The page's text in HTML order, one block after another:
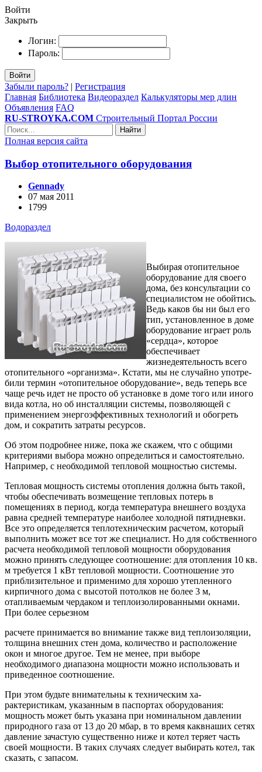
Войти
Закрыть
Логин:
Пароль:
Войти
Забыли пароль? | Регистрация
Главная Библиотека Видеораздел Калькуляторы мер длин
Объявления FAQ
RU-STROYKA.COM Строительный Портал России
Найти
Полная версия сайта
Выбор отопительного оборудования
Gennady
07 мая 2011
1799
Водораздел
Выбирая отопительное
оборудование для своего
дома, без консультации со
специалистом не обой­тись.
Ведь каков бы ни был его
тип, установленное в доме
оборудование играет роль
«сердца», которое
обеспечивает
жизнедеятельность всего
отопитель­ного «организма». Кстати, мы не случайно употре­
били термин «отопительное оборудование», ведь теперь все
чаще речь идет не просто об установке в доме того или иного
вида котла, но об инсталля­ции системы, позволяющей с
применением энер­гоэффективных технологий и обогреть
дом, и со­кратить затраты ресурсов.
Об этом подробнее ниже, пока же скажем, что с общими
критериями выбора можно определиться и самостоятельно.
Например, с необходимой тепло­вой мощностью системы.
Тепловая мощность системы отопления должна быть такой,
чтобы обеспечивать возмещение тепло­вых потерь в
помещениях в период, когда темпера­тура внешнего воздуха
равна средней температуре наиболее холодной пятидневки.
Все это определя­ется теплотехническим расчетом, который
выпол­нить может все тот же специалист. Но для собствен­ного
расчета необходимой тепловой мощности оборудования
можно принять следующее соотно­шение: для отопления 10 кв.
м требуется 1 кВт теп­ловой мощности. Соотношение это
приблизитель­ное и применимо для хорошо утепленного
кирпичного дома с высотой потолков не более 3 м,
отапливаемым чердаком и теплоизолированными окнами.
При более серьезном
расчете принима­ется во внимание также вид теплоизоляции,
тол­щина внешних стен дома, количество и расположе­ние
окон и многое другое. Тем не менее, при выборе
необходимого диапазона мощности можно использовать и
приведенное соотношение.
При этом будьте внимательны к техническим ха­
рактеристикам, указанным в паспортах оборудо­вания:
мощность может быть указана при номи­нальном давлении
природного газа от 13 до 20 мбар, в то время каквнаших сетях
давление зача­стую существенно ниже и котел теряет часть
своей мощности. В таких случаях следует выбирать котел, так
сказать, с запасом.